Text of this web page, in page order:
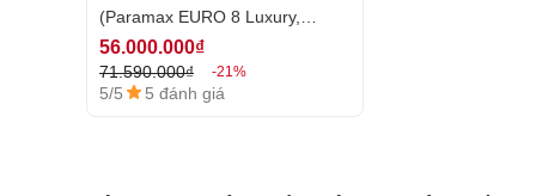
5. Loa Sub Polk Audio HTS12
(Paramax EURO 8 Luxury,
Vatasa T500, Vatasa V6 Pro, DT
Lion408, Polk Audio HTS12)
56.000.000₫
71.590.000₫ -21%
5/5 5 đánh giá